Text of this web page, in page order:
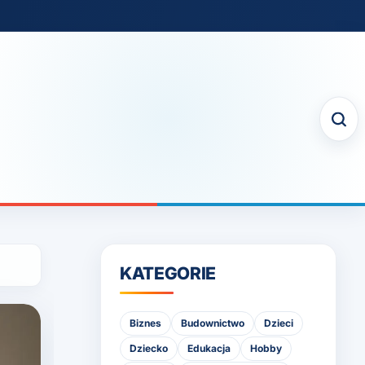
KATEGORIE
Biznes Budownictwo Dzieci
Dziecko Edukacja Hobby